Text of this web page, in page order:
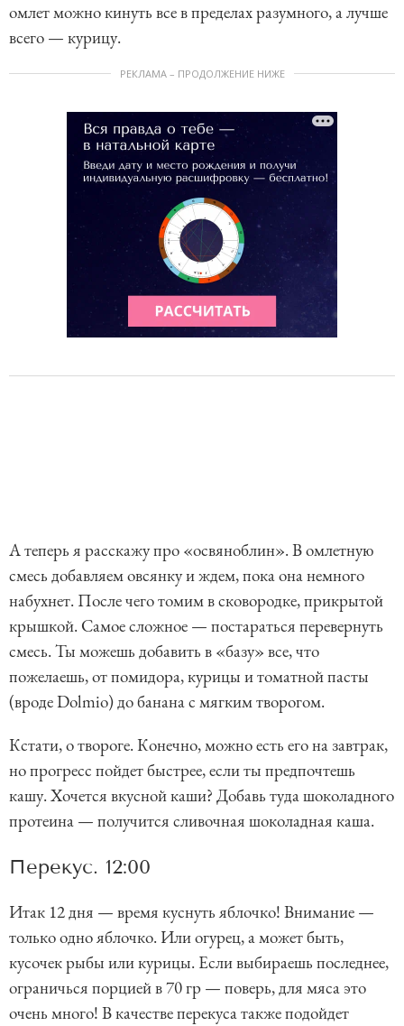
омлет можно кинуть все в пределах разумного, а лучше
всего — курицу.
РЕКЛАМА – ПРОДОЛЖЕНИЕ НИЖЕ
А теперь я расскажу про «освяноблин». В омлетную
смесь добавляем овсянку и ждем, пока она немного
набухнет. После чего томим в сковородке, прикрытой
крышкой. Самое сложное — постараться перевернуть
смесь. Ты можешь добавить в «базу» все, что
пожелаешь, от помидора, курицы и томатной пасты
(вроде Dolmio) до банана с мягким творогом.
Кстати, о твороге. Конечно, можно есть его на завтрак,
но прогресс пойдет быстрее, если ты предпочтешь
кашу. Хочется вкусной каши? Добавь туда шоколадного
протеина — получится сливочная шоколадная каша.
Перекус. 12:00
Итак 12 дня — время куснуть яблочко! Внимание —
только одно яблочко. Или огурец, а может быть,
кусочек рыбы или курицы. Если выбираешь последнее,
ограничься порцией в 70 гр — поверь, для мяса это
очень много! В качестве перекуса также подойдет